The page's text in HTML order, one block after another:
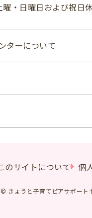
・日曜日および祝日休
ターについて
きょうと子育てピアサポート
のサイトについて 個